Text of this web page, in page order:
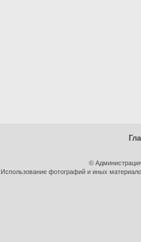
©
Использование фотографий и иных